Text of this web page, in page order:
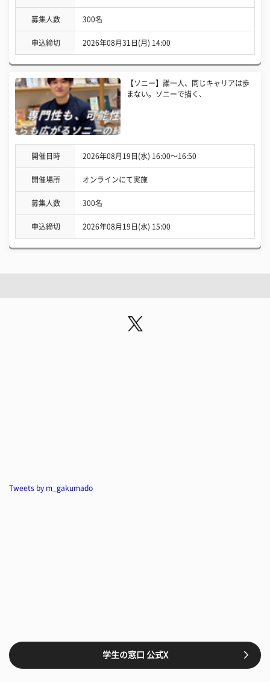
募集人数 300名
申込締切 2026年08月31日(月) 14:00
【ソニー】誰一人、同じキャリアは歩
まない。ソニーで描く、
開催日時 2026年08月19日(水) 16:00〜16:50
開催場所 オンラインにて実施
募集人数 300名
申込締切 2026年08月19日(水) 15:00
Tweets by m_gakumado
学生の窓口 公式X